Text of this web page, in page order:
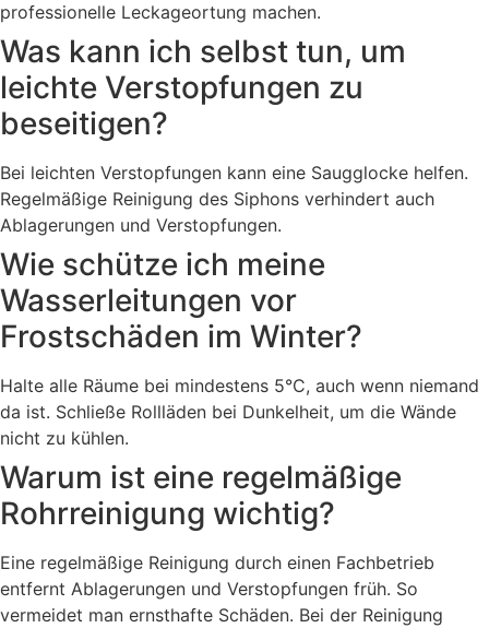
professionelle Leckageortung machen.
Was kann ich selbst tun, um
leichte Verstopfungen zu
beseitigen?
Bei leichten Verstopfungen kann eine Saugglocke helfen.
Regelmäßige Reinigung des Siphons verhindert auch
Ablagerungen und Verstopfungen.
Wie schütze ich meine
Wasserleitungen vor
Frostschäden im Winter?
Halte alle Räume bei mindestens 5°C, auch wenn niemand
da ist. Schließe Rollläden bei Dunkelheit, um die Wände
nicht zu kühlen.
Warum ist eine regelmäßige
Rohrreinigung wichtig?
Eine regelmäßige Reinigung durch einen Fachbetrieb
entfernt Ablagerungen und Verstopfungen früh. So
vermeidet man ernsthafte Schäden. Bei der Reinigung